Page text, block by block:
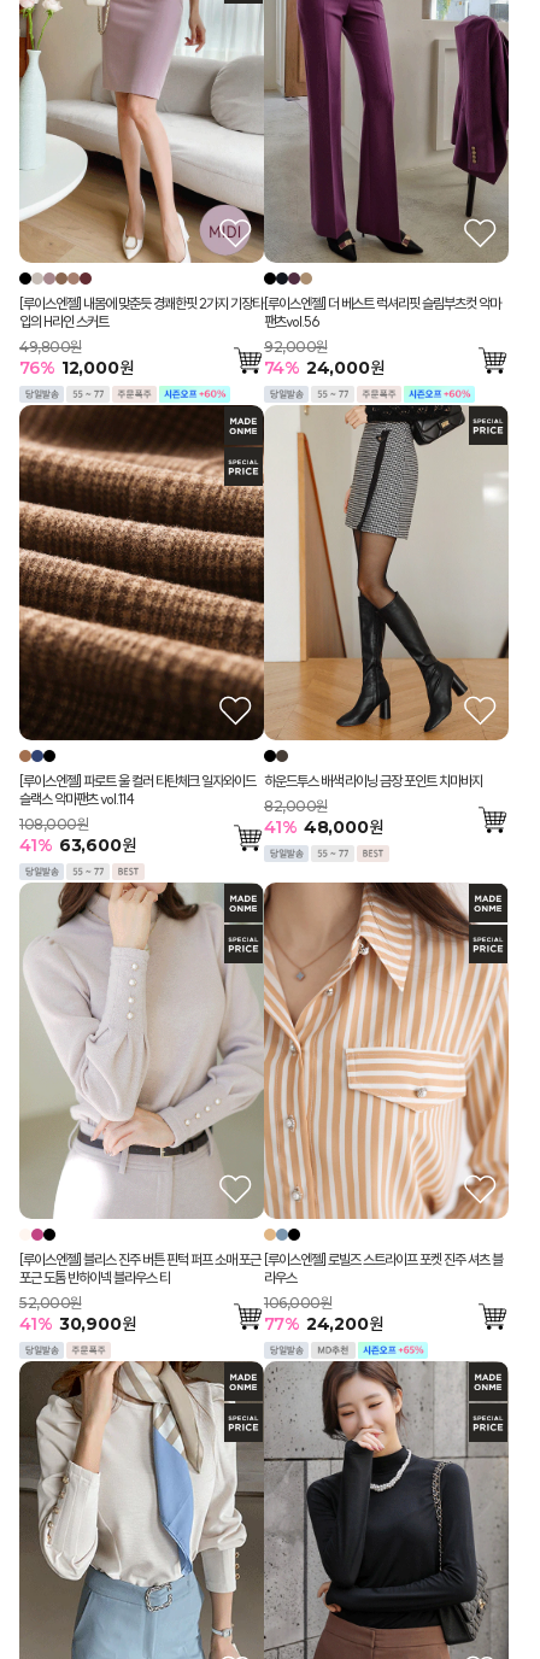
[루이스엔젤] 내몸에 맞춘듯 경쾌한핏 2가지 기장타
입의 H라인 스커트
49,800원
76% 12,000원
[루이스엔젤] 더 베스트 럭셔리핏 슬림부츠컷 악마
팬츠vol.56
92,000원
74% 24,000원
[루이스엔젤] 파로트 울 컬러 타탄체크 일자와이드
슬랙스 악마팬츠 vol.114
108,000원
41% 63,600원
하운드투스 배색 라이닝 금장 포인트 치마바지
82,000원
41% 48,000원
[루이스엔젤] 블리스 진주 버튼 핀턱 퍼프 소매 포근
포근 도톰 반하이넥 블라우스 티
52,000원
41% 30,900원
[루이스엔젤] 로빌즈 스트라이프 포켓 진주 셔츠 블
라우스
106,000원
77% 24,200원